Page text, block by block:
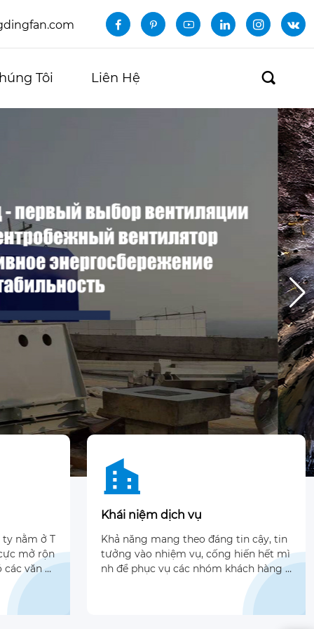
     
Tôi Liên Hệ 
ty nằm ở T
mở rộn
văn p
Bangla
các nhó
khác nh

Khái niệm dịch vụ
Khả năng mang theo đáng tin cậy, tin
tưởng vào nhiệm vụ, cống hiến hết mì
nh để phục vụ các nhóm khách hàng k
hác nhau, có một hệ thống dịch vụ sa
u hoàn chỉnh và đáp ứng tích cực cho
nhu cầu của khách hàng một cách tíc